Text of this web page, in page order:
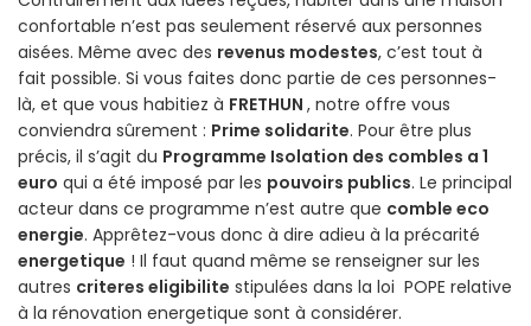
confortable n’est pas seulement réservé aux personnes
aisées. Même avec des revenus modestes, c’est tout à
fait possible. Si vous faites donc partie de ces personnes-
là, et que vous habitiez à FRETHUN , notre offre vous
conviendra sûrement : Prime solidarite. Pour être plus
précis, il s’agit du Programme Isolation des combles a 1
euro qui a été imposé par les pouvoirs publics. Le principal
acteur dans ce programme n’est autre que comble eco
energie. Apprêtez-vous donc à dire adieu à la précarité
energetique ! Il faut quand même se renseigner sur les
autres criteres eligibilite stipulées dans la loi POPE relative
à la rénovation energetique sont à considérer.